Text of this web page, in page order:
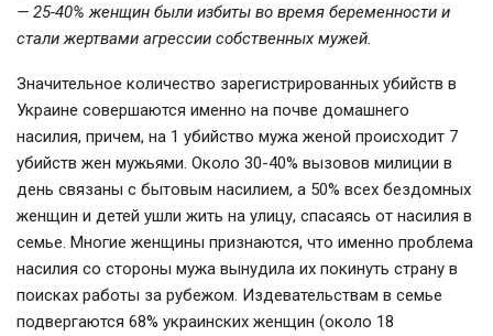
— 25-40% женщин были избиты во время беременности и
стали жертвами агрессии собственных мужей.
Значительное количество зарегистрированных убийств в
Украине совершаются именно на почве домашнего
насилия, причем, на 1 убийство мужа женой происходит 7
убийств жен мужьями. Около 30-40% вызовов милиции в
день связаны с бытовым насилием, а 50% всех бездомных
женщин и детей ушли жить на улицу, спасаясь от насилия в
семье. Многие женщины признаются, что именно проблема
насилия со стороны мужа вынудила их покинуть страну в
поисках работы за рубежом. Издевательствам в семье
подвергаются 68% украинских женщин (около 18